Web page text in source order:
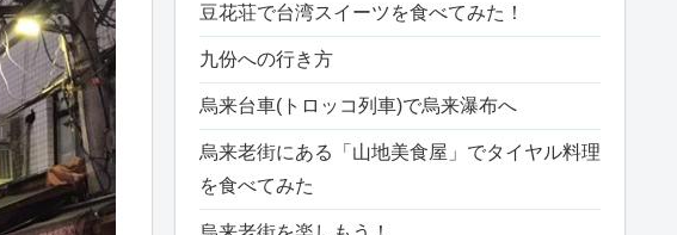
豆花荘で台湾スイーツを食べてみた！
九份への行き方
烏来台車(トロッコ列車)で烏来瀑布へ
烏来老街にある「山地美食屋」でタイヤル料理
を食べてみた